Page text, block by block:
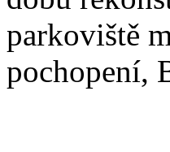
parkoviště
pochopení,